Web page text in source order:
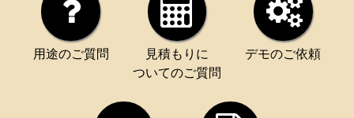
用途のご質問
見積もりに
ついてのご質問
デモのご依頼